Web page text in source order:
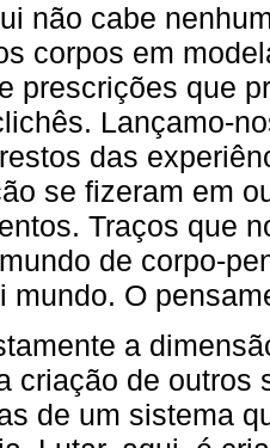
não cabe
corpos em
prescrições que
Lançamo-
das
se fizeram em
Traços que
de corpo-
mundo. O
a
criação de outros
de um sistema